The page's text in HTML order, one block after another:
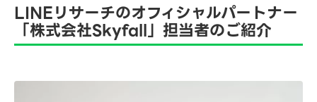
LINEリサーチのオフィシャルパートナー
「株式会社Skyfall」担当者のご紹介